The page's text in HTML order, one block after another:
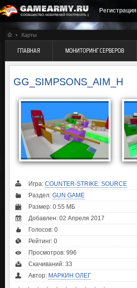
Регистрация
Карты
ГЛАВНАЯ МОНИТОРИНГ СЕРВЕРОВ
GG_SIMPSONS_AIM_H
Игра: COUNTER-STRIKE: SOURCE
Раздел: GUN GAME
Размер: 0.55 МБ
Добавлен: 02 Апреля 2017
Голосов: 0
Рейтинг: 0
Просмотров: 996
Скачиваний: 33
Автор: МАРКИН ОЛЕГ